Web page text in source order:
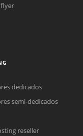
dedicados
semi-dedicados
reseller